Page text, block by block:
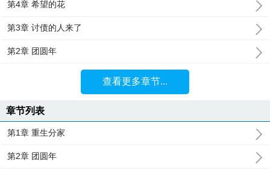
第4章 希望的花
第3章 讨债的人来了
第2章 团圆年
查看更多章节...
章节列表
第1章 重生分家
第2章 团圆年